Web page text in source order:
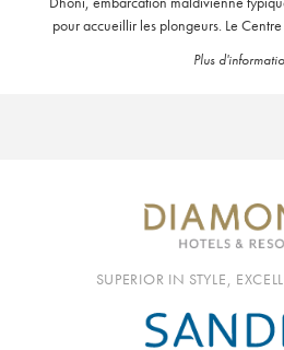
pour accueillir les plongeurs. Le
Plus
SUPERIOR IN STYLE,